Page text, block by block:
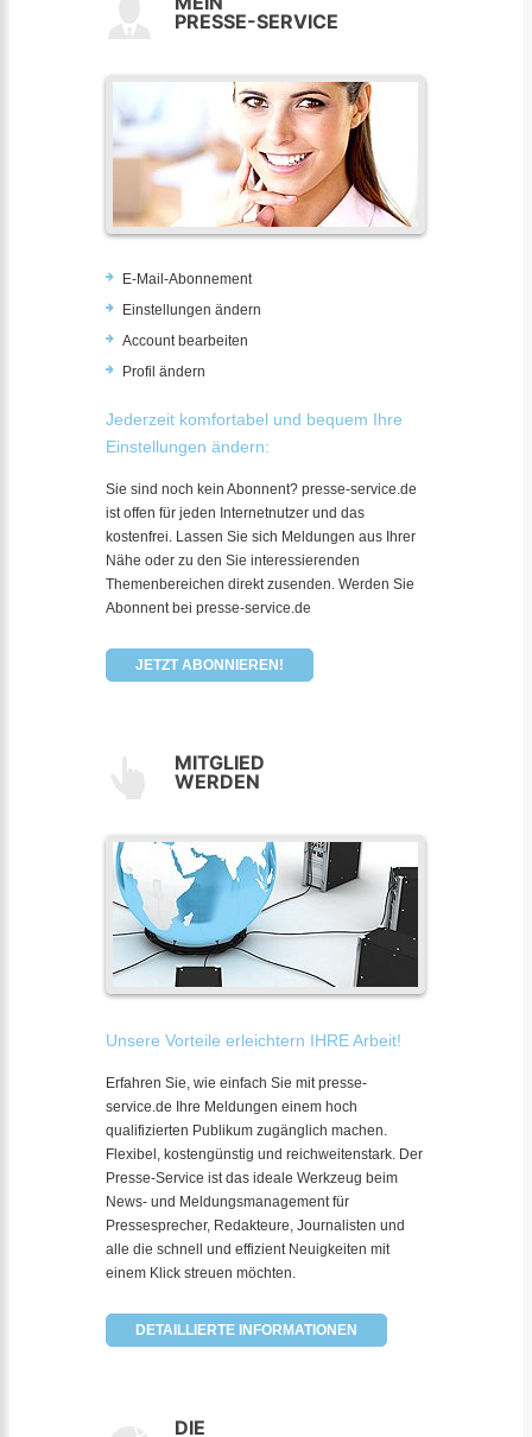
PRESSE-SERVICE
E-Mail-Abonnement
Einstellungen ändern
Account bearbeiten
Profil ändern
Jederzeit komfortabel und bequem Ihre
Einstellungen ändern:
Sie sind noch kein Abonnent? presse-service.de
ist offen für jeden Internetnutzer und das
kostenfrei. Lassen Sie sich Meldungen aus Ihrer
Nähe oder zu den Sie interessierenden
Themenbereichen direkt zusenden. Werden Sie
Abonnent bei presse-service.de
JETZT ABONNIEREN!
MITGLIED
WERDEN
Unsere Vorteile erleichtern IHRE Arbeit!
Erfahren Sie, wie einfach Sie mit presse-
service.de Ihre Meldungen einem hoch
qualifizierten Publikum zugänglich machen.
Flexibel, kostengünstig und reichweitenstark. Der
Presse-Service ist das ideale Werkzeug beim
News- und Meldungsmanagement für
Pressesprecher, Redakteure, Journalisten und
alle die schnell und effizient Neuigkeiten mit
einem Klick streuen möchten.
DETAILLIERTE INFORMATIONEN
DIE